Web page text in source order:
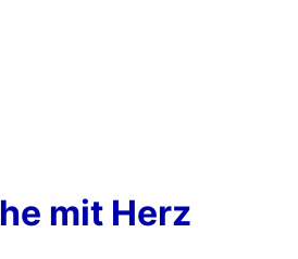
mit Herz